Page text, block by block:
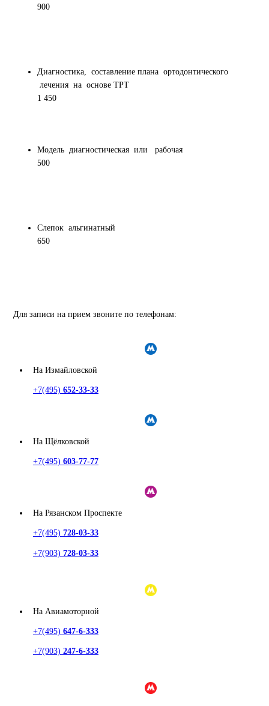
900
Диагностика, составление плана ортодонтического
лечения на основе ТРТ
1 450
Модель диагностическая или рабочая
500
Слепок альгинатный
650
Для записи на прием звоните по телефонам:
На Измайловской
+7(495) 652-33-33
На Щёлковской
+7(495) 603-77-77
На Рязанском Проспекте
+7(495) 728-03-33
+7(903) 728-03-33
На Авиамоторной
+7(495) 647-6-333
+7(903) 247-6-333